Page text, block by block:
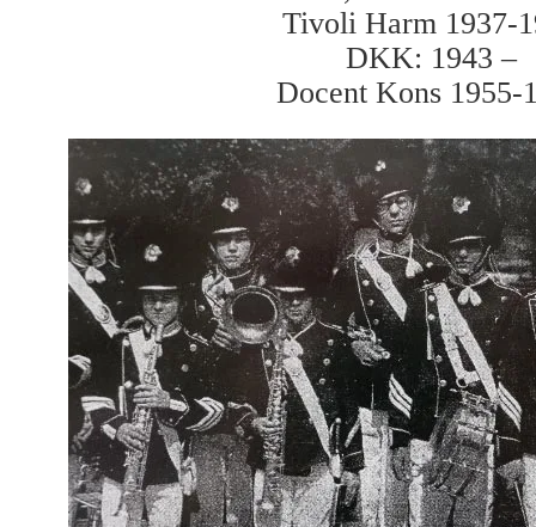
Tivoli Harm 1937-
DKK: 1943 –
Docent Kons 1955-